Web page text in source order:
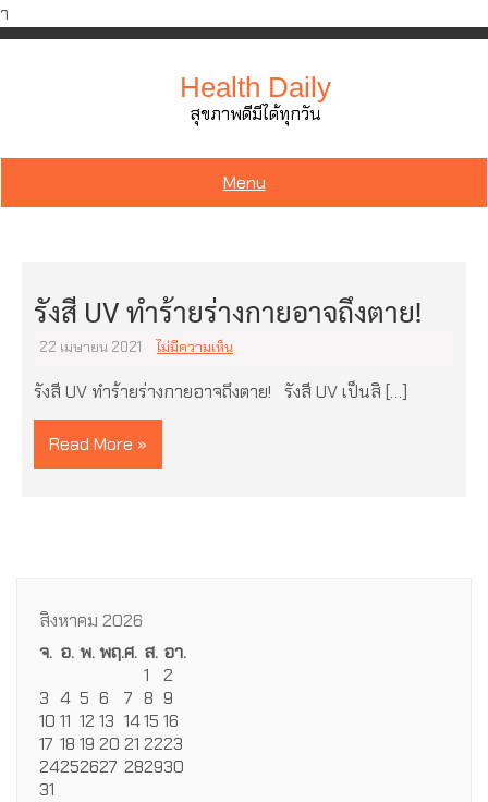
ำ
Skip
Health Daily
สุขภาพดีมีได้ทุกวัน
Menu
รังสี UV ทำร้ายร่างกายอาจถึงตาย!
22 เมษายน 2021 ไม่มีความเห็น
รังสี UV ทำร้ายร่างกายอาจถึงตาย! รังสี UV เป็นสิ […]
Read More »
สิงหาคม 2026
จ. อ. พ.พฤ.ศ. ส. อา.
1
2
3 4 5 6 7 8 9
10 11 12 13 1415 16
17 18 19 20 21 2223
24252627 282930
31